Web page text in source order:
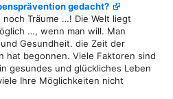
gedacht?
Träume …! Die Welt liegt
…, wenn man will. Man
Gesundheit. die Zeit der
hat begonnen. Viele Faktoren sind
gesundes und glückliches Leben
Ihre Möglichkeiten nicht